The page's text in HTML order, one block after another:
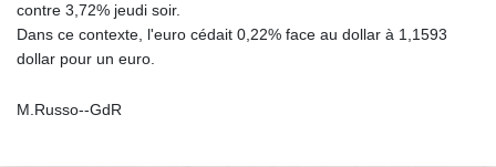
contre 3,72% jeudi soir.
Dans ce contexte, l'euro cédait 0,22% face au dollar à 1,1593
dollar pour un euro.
M.Russo--GdR